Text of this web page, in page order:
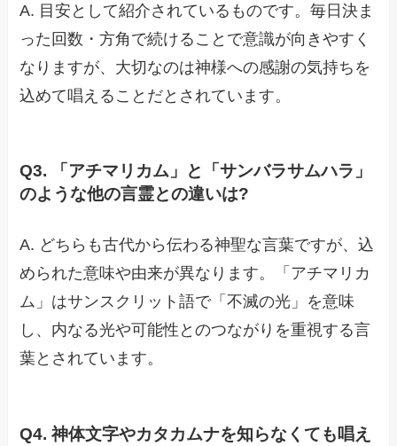
A. 目安として紹介されているものです。毎日決ま
った回数・方角で続けることで意識が向きやすく
なりますが、大切なのは神様への感謝の気持ちを
込めて唱えることだとされています。
Q3. 「アチマリカム」と「サンバラサムハラ」
のような他の言霊との違いは?
A. どちらも古代から伝わる神聖な言葉ですが、込
められた意味や由来が異なります。「アチマリカ
ム」はサンスクリット語で「不滅の光」を意味
し、内なる光や可能性とのつながりを重視する言
葉とされています。
Q4. 神体文字やカタカムナを知らなくても唱え